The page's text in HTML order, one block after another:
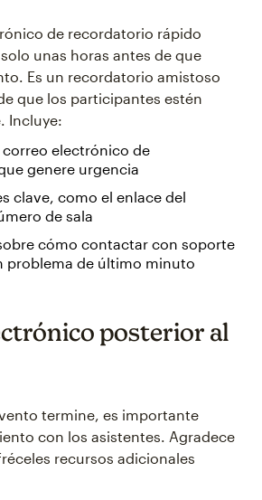
de recordatorio rápido
unas horas antes de que
Es un recordatorio amistoso
que los participantes estén
Incluye:
correo electrónico de
genere urgencia
clave, como el enlace del
de sala
cómo contactar con soporte
problema de último minuto
posterior al
termine, es importante
con los asistentes. Agradece
recursos adicionales